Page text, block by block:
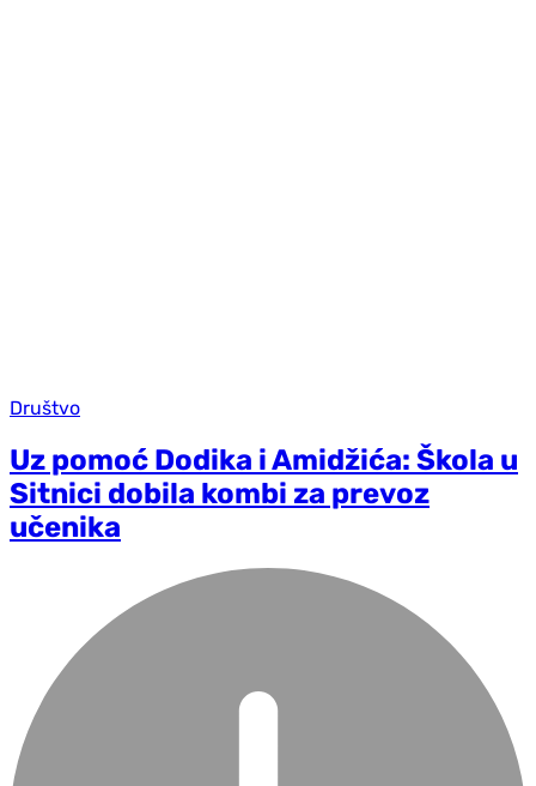
Društvo
Uz pomoć Dodika i Amidžića: Škola u
Sitnici dobila kombi za prevoz
učenika